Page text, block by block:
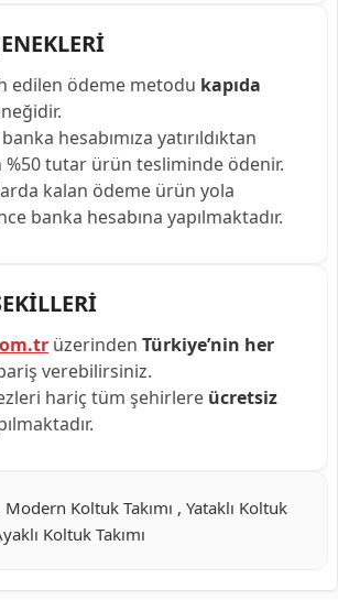
edilen ödeme metodu kapıda
hesabımıza yatırıldıktan
%50 tutar ürün tesliminde ödenir.
kalan ödeme ürün yola
banka hesabına yapılmaktadır.
üzerinden Türkiye’nin her
verebilirsiniz.
hariç tüm şehirlere ücretsiz
Koltuk Takımı , Yataklı Koltuk
Koltuk Takımı